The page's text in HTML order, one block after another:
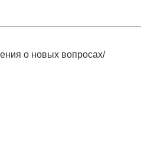
о новых вопросах/